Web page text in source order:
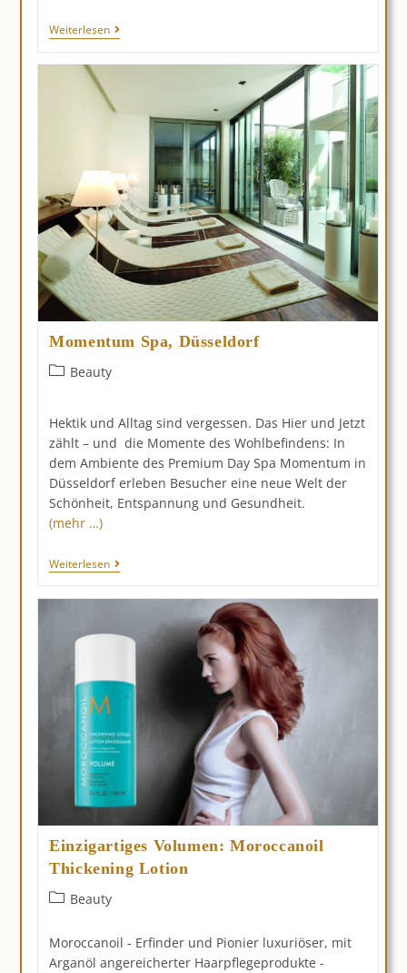
WeiterlesenLEN
Fragrance:
Momentum Spa, Düsseldorf
Beitrags-
Beauty
Hektik und Alltag sind vergessen. Das Hier und Jetzt
zählt – und die Momente des Wohlbefindens: In
dem Ambiente des Premium Day Spa Momentum in
Düsseldorf erleben Besucher eine neue Welt der
Schönheit, Entspannung und Gesundheit.
(mehr …)
WeiterlesenMomentum
Spa,
Einzigartiges Volumen: Moroccanoil
Thickening Lotion
Beitrags-
Beauty
Moroccanoil - Erfinder und Pionier luxuriöser, mit
Arganöl angereicherter Haarpflegeprodukte -